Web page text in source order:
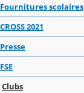
Fournitures scolaires
CROSS 2021
Presse
FSE
Clubs